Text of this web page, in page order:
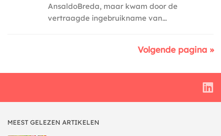
AnsaldoBreda, maar kwam door de
vertraagde ingebruikname van...
Volgende pagina »
MEEST GELEZEN ARTIKELEN